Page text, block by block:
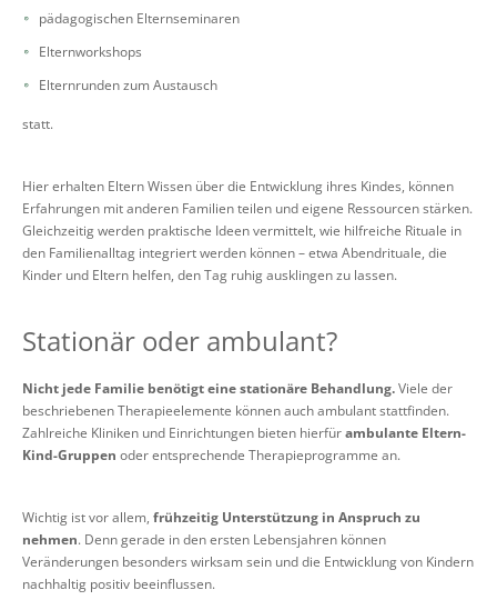
pädagogischen Elternseminaren
Elternworkshops
Elternrunden zum Austausch
statt.
Hier erhalten Eltern Wissen über die Entwicklung ihres Kindes, können
Erfahrungen mit anderen Familien teilen und eigene Ressourcen stärken.
Gleichzeitig werden praktische Ideen vermittelt, wie hilfreiche Rituale in
den Familienalltag integriert werden können – etwa Abendrituale, die
Kinder und Eltern helfen, den Tag ruhig ausklingen zu lassen.
Stationär oder ambulant?
Nicht jede Familie benötigt eine stationäre Behandlung.Viele der
beschriebenen Therapieelemente können auch ambulant stattfinden.
Zahlreiche Kliniken und Einrichtungen bieten hierfürambulante Eltern-
Kind-Gruppen oder entsprechende Therapieprogramme an.
Wichtig ist vor allem, frühzeitig Unterstützung in Anspruch zu
nehmen. Denn gerade in den ersten Lebensjahren können
Veränderungen besonders wirksam sein und die Entwicklung von Kindern
nachhaltig positiv beeinflussen.